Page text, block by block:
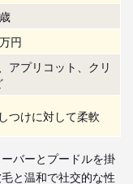
円
アプリコット、クリ
つけに対して柔軟
バーとプードルを掛
と温和で社交的な性